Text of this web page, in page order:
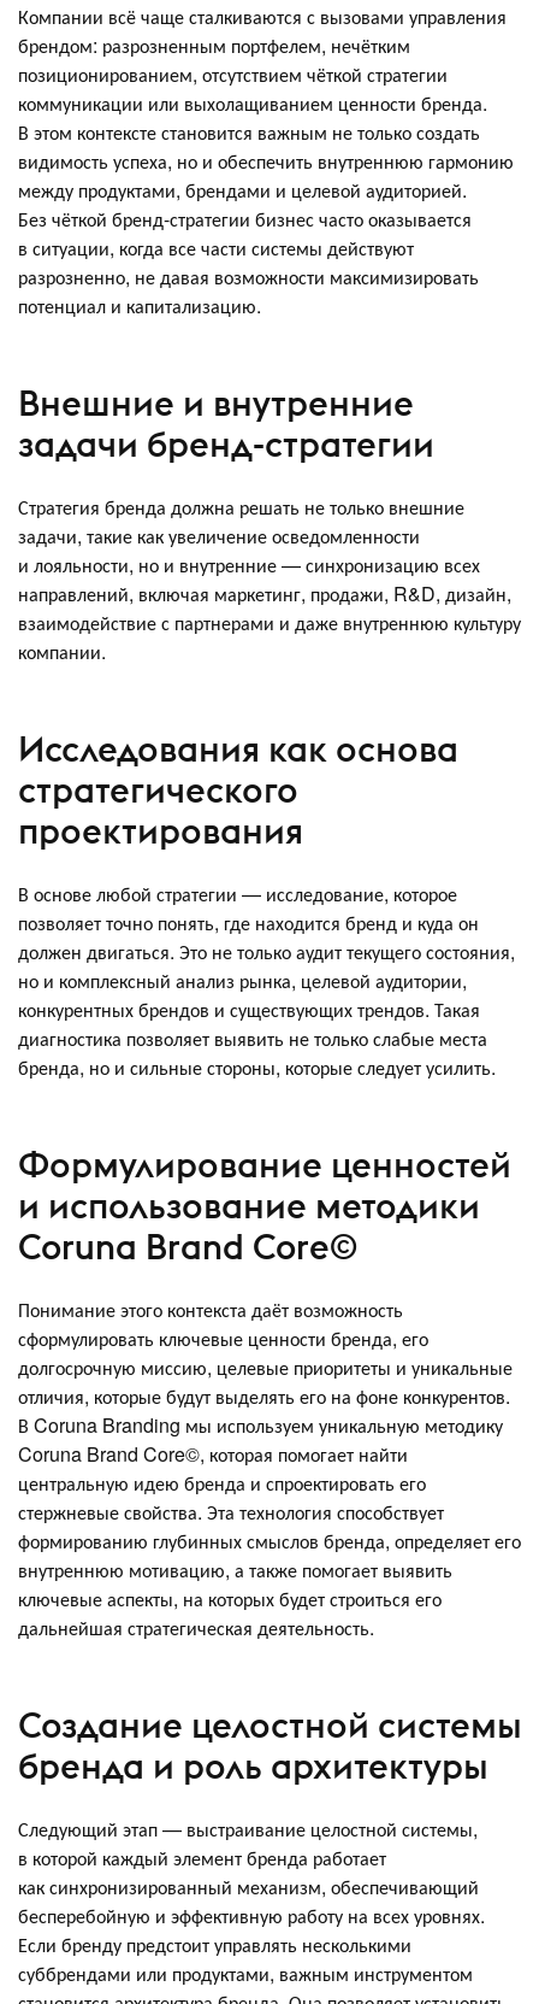
Компании всё чаще сталкиваются с вызовами управления
брендом: разрозненным портфелем, нечётким
позиционированием, отсутствием чёткой стратегии
коммуникации или выхолащиванием ценности бренда.
В этом контексте становится важным не только создать
видимость успеха, но и обеспечить внутреннюю гармонию
между продуктами, брендами и целевой аудиторией.
Без чёткой бренд-стратегии бизнес часто оказывается
в ситуации, когда все части системы действуют
разрозненно, не давая возможности максимизировать
потенциал и капитализацию.
Внешние и внутренние
задачи бренд-стратегии
Стратегия бренда должна решать не только внешние
задачи, такие как увеличение осведомленности
и лояльности, но и внутренние — синхронизацию всех
направлений, включая маркетинг, продажи, R&D, дизайн,
взаимодействие с партнерами и даже внутреннюю культуру
компании.
Исследования как основа
стратегического
проектирования
В основе любой стратегии — исследование, которое
позволяет точно понять, где находится бренд и куда он
должен двигаться. Это не только аудит текущего состояния,
но и комплексный анализ рынка, целевой аудитории,
конкурентных брендов и существующих трендов. Такая
диагностика позволяет выявить не только слабые места
бренда, но и сильные стороны, которые следует усилить.
Формулирование ценностей
и использование методики
Coruna Brand Core©
Понимание этого контекста даёт возможность
сформулировать ключевые ценности бренда, его
долгосрочную миссию, целевые приоритеты и уникальные
отличия, которые будут выделять его на фоне конкурентов.
В Coruna Branding мы используем уникальную методику
Coruna Brand Core©, которая помогает найти
центральную идею бренда и спроектировать его
стержневые свойства. Эта технология способствует
формированию глубинных смыслов бренда, определяет его
внутреннюю мотивацию, а также помогает выявить
ключевые аспекты, на которых будет строиться его
дальнейшая стратегическая деятельность.
Создание целостной системы
бренда и роль архитектуры
Следующий этап — выстраивание целостной системы,
в которой каждый элемент бренда работает
как синхронизированный механизм, обеспечивающий
бесперебойную и эффективную работу на всех уровнях.
Если бренду предстоит управлять несколькими
суббрендами или продуктами, важным инструментом